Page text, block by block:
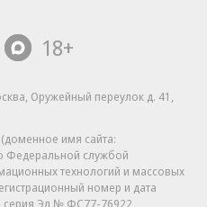
18+
Оружейный переулок д. 41,
имя сайта:
Федеральной службой
технологий и массовых
номер и дата
Эл № ФС77-76922